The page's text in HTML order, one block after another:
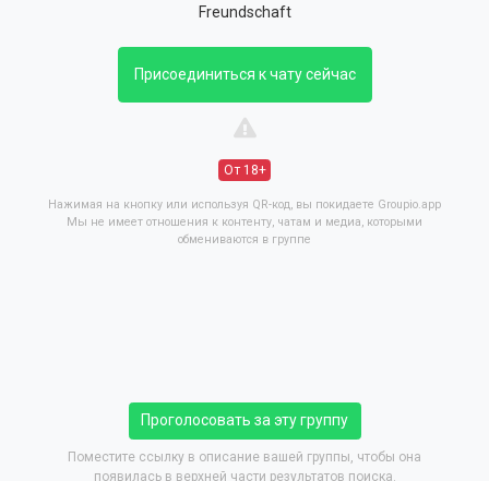
Freundschaft
Присоединиться к чату сейчас
От 18+
Нажимая на кнопку или используя QR-код, вы покидаете Groupio.app
Мы не имеет отношения к контенту, чатам и медиа, которыми
обмениваются в группе
Проголосовать за эту группу
Поместите ссылку в описание вашей группы, чтобы она
появилась в верхней части результатов поиска.